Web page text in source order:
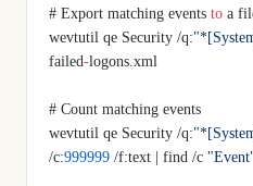
# Export matching events to a
wevtutil qe Security /q:
failed-logons.xml
# Count matching events
wevtutil qe Security /q:
/c:999999 /f:text | find /c